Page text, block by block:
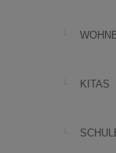
KITAS